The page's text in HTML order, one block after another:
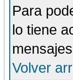
Para
lo tiene
Volver